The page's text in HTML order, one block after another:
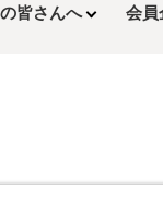
皆さんへ 会員